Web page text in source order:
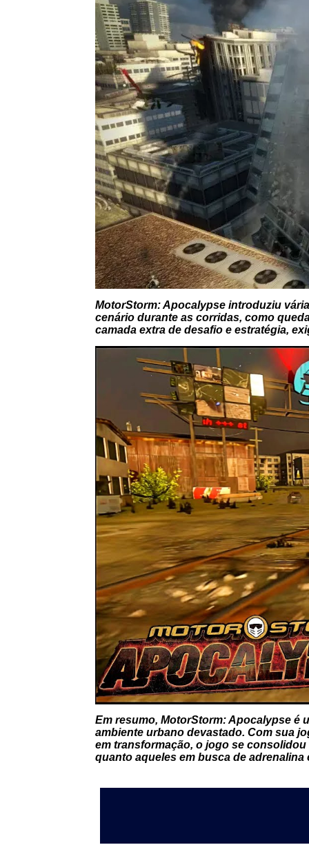
MotorStorm: Apocalypse introduziu
cenário durante as corridas, como
camada extra de desafio e estratégia,
Em resumo, MotorStorm: Apocalypse é
ambiente urbano devastado. Com sua
em transformação, o jogo se
quanto aqueles em busca de adrenalina